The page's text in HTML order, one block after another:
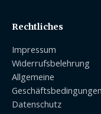
Rechtliches
Impressum
Widerrufsbelehrung
Allgemeine
Geschäftsbedingungen
Datenschutz